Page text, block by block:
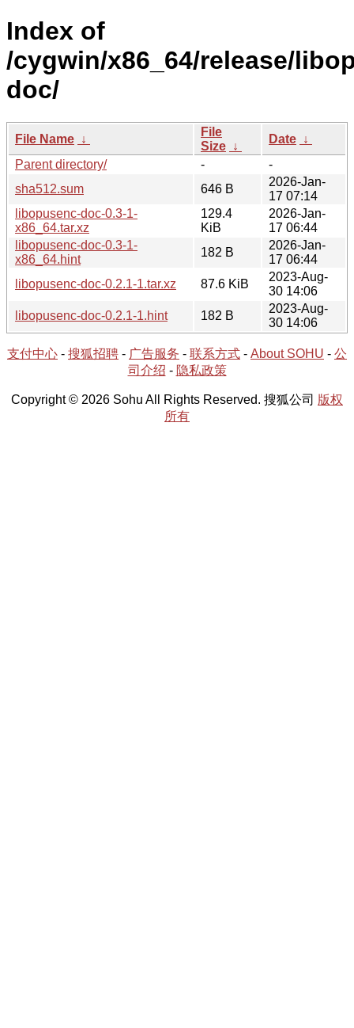
Index of
/cygwin/x86_64/release/
doc/
File Name ↓
File
Size ↓
Date ↓
Parent directory/
-
-
sha512.sum
646 B
2026-Jan-
17 07:14
libopusenc-doc-0.3-1-
x86_64.tar.xz
129.4
KiB
2026-Jan-
17 06:44
libopusenc-doc-0.3-1-
x86_64.hint
182 B
2026-Jan-
17 06:44
libopusenc-doc-0.2.1-1.tar.xz
87.6 KiB
2023-Aug-
30 14:06
libopusenc-doc-0.2.1-1.hint
182 B
2023-Aug-
30 14:06
支付中心 - 搜狐招聘 - 广告服务 - 联系方式 - About SOHU - 公
司介绍 - 隐私政策
Copyright © 2026 Sohu All Rights Reserved. 搜狐公司 版权
所有